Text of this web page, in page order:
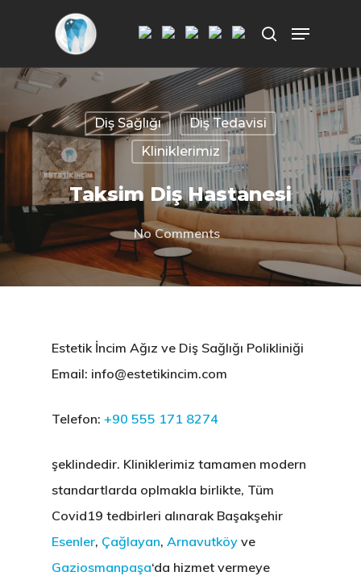
Aramak istediğiniz kelimeyi yazarak
ENTER'a basın.
Diş Sağlığı
Diş Tedavisi
Kliniklerimiz
Taksim Diş Hastanesi
No Comments
Estetik İncim Ağız ve Diş Sağlığı Polikliniği
Email: info@estetikincim.com
Telefon: +90 555 171 8274
şeklindedir. Kliniklerimiz tamamen modern
standartlarda oplmakla birlikte, Tüm
Covid19 tedbirleri alınarak Başakşehir
Esenler, Çağlayan, Arnavutköy ve
Gaziosmanpaşa‘da hizmet vermeye